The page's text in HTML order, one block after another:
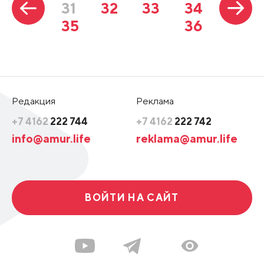
31
32 33
34
35
36
Редакция
+7 4162 222 744
info@amur.life
Реклама
+7 4162 222 742
reklama@amur.life
ВОЙТИ НА САЙТ